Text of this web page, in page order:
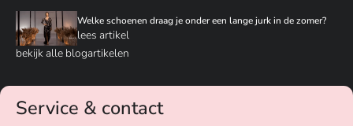
Welke schoenen draag je onder een lange jurk in de zomer?
lees artikel
bekijk alle blogartikelen
Service & contact